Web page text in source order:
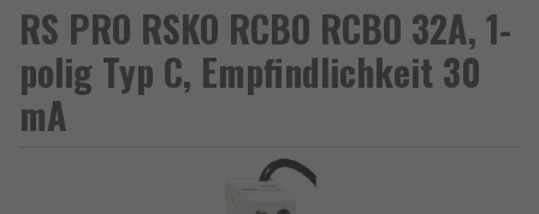
RS PRO RSKO RCBO RCBO 32A, 1-
polig Typ C, Empfindlichkeit 30
mA